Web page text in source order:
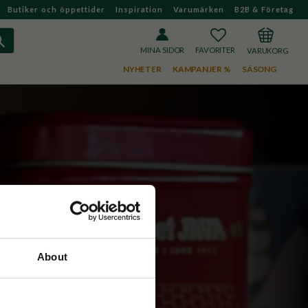
About
Butiker och öppettider Inspiration Varumärken B2B & Företag
MINA SIDOR
FAVORITERKUNDVAGN
NYHETER KAMPANJER % SÄSONG